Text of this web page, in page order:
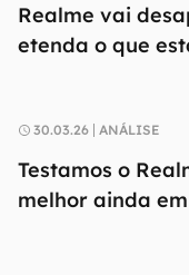
Realme vai
etenda o que
30.03.26 ANÁLISE
Testamos o
melhor ainda